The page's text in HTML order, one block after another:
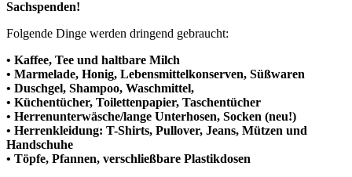
Sachspenden!
Folgende Dinge werden dringend gebraucht:
• Kaffee, Tee und haltbare Milch
• Marmelade, Honig, Lebensmittelkonserven, Süßwaren
• Duschgel, Shampoo, Waschmittel,
• Küchentücher, Toilettenpapier, Taschentücher
• Herrenunterwäsche/lange Unterhosen, Socken (neu!)
• Herrenkleidung: T-Shirts, Pullover, Jeans, Mützen und
Handschuhe
• Töpfe, Pfannen, verschließbare Plastikdosen